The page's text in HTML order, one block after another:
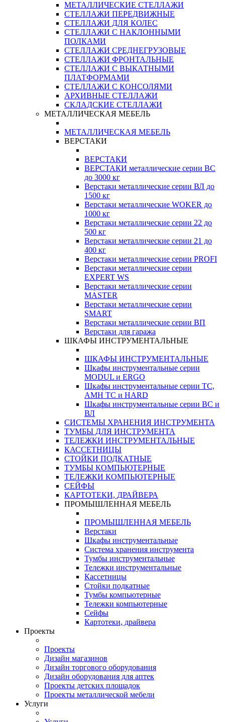
МЕТАЛЛИЧЕСКИЕ СТЕЛЛАЖИ
СТЕЛЛАЖИ ПЕРЕДВИЖНЫЕ
СТЕЛЛАЖИ ДЛЯ КОЛЕС
СТЕЛЛАЖИ С НАКЛОННЫМИ
ПОЛКАМИ
СТЕЛЛАЖИ СРЕДНЕГРУЗОВЫЕ
СТЕЛЛАЖИ ФРОНТАЛЬНЫЕ
СТЕЛЛАЖИ С ВЫКАТНЫМИ
ПЛАТФОРМАМИ
СТЕЛЛАЖИ С КОНСОЛЯМИ
АРХИВНЫЕ СТЕЛЛАЖИ
СКЛАДСКИЕ СТЕЛЛАЖИ
МЕТАЛЛИЧЕСКАЯ МЕБЕЛЬ
МЕТАЛЛИЧЕСКАЯ МЕБЕЛЬ
ВЕРСТАКИ
ВЕРСТАКИ
ВЕРСТАКИ металлические серии ВС
до 3000 кг
Верстаки металлические серии ВЛ до
1500 кг
Верстаки металлические WOKER до
1000 кг
Верстаки металлические серии 22 до
500 кг
Верстаки металлические серии 21 до
400 кг
Верстаки металлические серии PROFI
Верстаки металлические серии
EXPERT WS
Верстаки металлические серии
MASTER
Верстаки металлические серии
SMART
Верстаки металлические серии ВП
Верстаки для гаража
ШКАФЫ ИНСТРУМЕНТАЛЬНЫЕ
ШКАФЫ ИНСТРУМЕНТАЛЬНЫЕ
Шкафы инструментальные серии
MODUL и ERGO
Шкафы инструментальные серии ТС,
АМН ТС и HARD
Шкафы инструментальные серии ВС и
ВЛ
СИСТЕМЫ ХРАНЕНИЯ ИНСТРУМЕНТА
ТУМБЫ ДЛЯ ИНСТРУМЕНТА
ТЕЛЕЖКИ ИНСТРУМЕНТАЛЬНЫЕ
КАССЕТНИЦЫ
СТОЙКИ ПОДКАТНЫЕ
ТУМБЫ КОМПЬЮТЕРНЫЕ
ТЕЛЕЖКИ КОМПЬЮТЕРНЫЕ
СЕЙФЫ
КАРТОТЕКИ, ДРАЙВЕРА
ПРОМЫШЛЕННАЯ МЕБЕЛЬ
ПРОМЫШЛЕННАЯ МЕБЕЛЬ
Верстаки
Шкафы инструментальные
Система хранения инструмента
Тумбы инструментальные
Тележки инструментальные
Кассетницы
Стойки подкатные
Тумбы компьютерные
Тележки компьютерные
Сейфы
Картотеки, драйвера
Проекты
Проекты
Дизайн магазинов
Дизайн торгового оборудования
Дизайн оборудования для аптек
Проекты детских площадок
Проекты металлической мебели
Услуги